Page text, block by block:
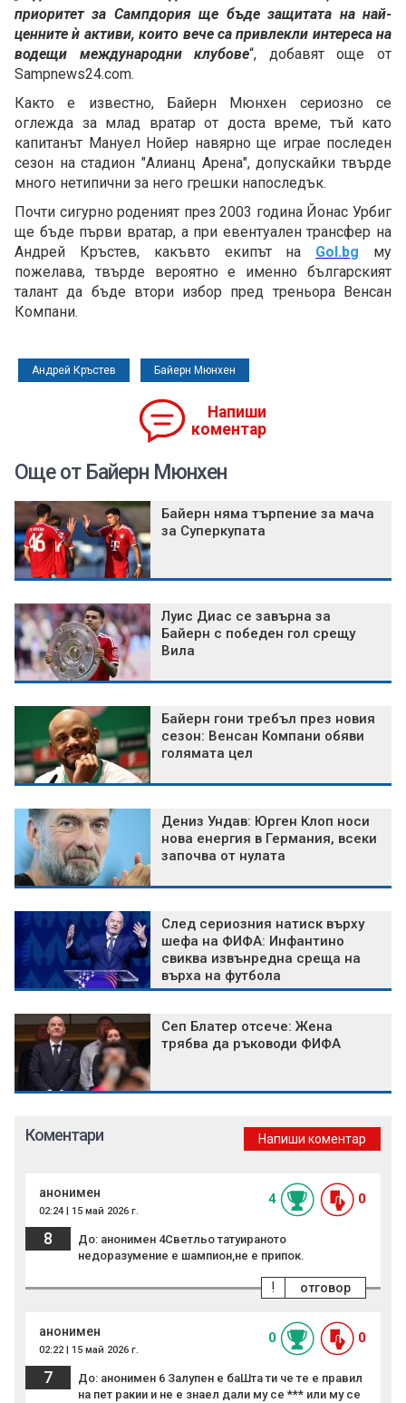
приоритет за Сампдория ще бъде защитата на най-
ценните ѝ активи, които вече са привлекли интереса на
водещи международни клубове“, добавят още от
Sampnews24.com.
Както е известно, Байерн Мюнхен сериозно се
оглежда за млад вратар от доста време, тъй като
капитанът Мануел Нойер навярно ще играе последен
сезон на стадион "Алианц Арена", допускайки твърде
много нетипични за него грешки напоследък.
Почти сигурно роденият през 2003 година Йонас Урбиг
ще бъде първи вратар, а при евентуален трансфер на
Андрей Кръстев, какъвто екипът на Gol.bg му
пожелава, твърде вероятно е именно българският
талант да бъде втори избор пред треньора Венсан
Компани.
Андрей Кръстев Байерн Мюнхен
Напиши
коментар
Още от Байерн Мюнхен
Байерн няма търпение за мача
за Суперкупата
Луис Диас се завърна за
Байерн с победен гол срещу
Вила
Байерн гони требъл през новия
сезон: Венсан Компани обяви
голямата цел
Дениз Ундав: Юрген Клоп носи
нова енергия в Германия, всеки
започва от нулата
След сериозния натиск върху
шефа на ФИФА: Инфантино
свиква извънредна среща на
върха на футбола
Сеп Блатер отсече: Жена
трябва да ръководи ФИФА
Коментари Напиши коментар
анонимен
02:24 | 15 май 2026 г.
4 0
8
До: анонимен 4Светльо татуираното
недоразумение е шампион,не е припок.
отговор
!
анонимен
02:22 | 15 май 2026 г.
0 0
7
До: анонимен 6 Залупен е баШта ти че те е правил
на пет ракии и не е знаел дали му се *** или му се